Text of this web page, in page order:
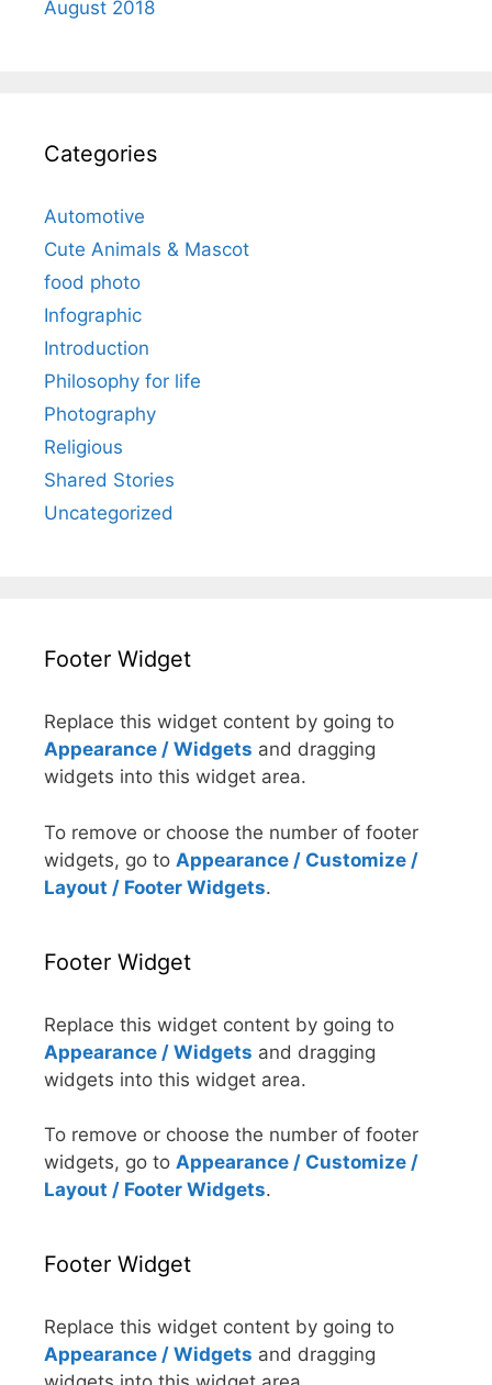
August 2018
Categories
Automotive
Cute Animals & Mascot
food photo
Infographic
Introduction
Philosophy for life
Photography
Religious
Shared Stories
Uncategorized
Footer Widget
Replace this widget content by going to
Appearance / Widgets and dragging
widgets into this widget area.
To remove or choose the number of footer
widgets, go to Appearance / Customize /
Layout / Footer Widgets.
Footer Widget
Replace this widget content by going to
Appearance / Widgets and dragging
widgets into this widget area.
To remove or choose the number of footer
widgets, go to Appearance / Customize /
Layout / Footer Widgets.
Footer Widget
Replace this widget content by going to
Appearance / Widgets and dragging